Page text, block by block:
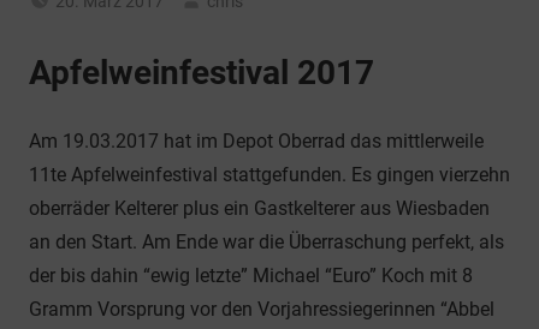
Apfelweinfestival 2017
Am 19.03.2017 hat im Depot Oberrad das mittlerweile
11te Apfelweinfestival stattgefunden. Es gingen vierzehn
oberräder Kelterer plus ein Gastkelterer aus Wiesbaden
an den Start. Am Ende war die Überraschung perfekt, als
der bis dahin “ewig letzte” Michael “Euro” Koch mit 8
Gramm Vorsprung vor den Vorjahressiegerinnen “Abbel